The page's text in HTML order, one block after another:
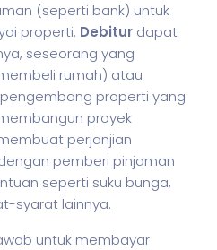
(seperti bank) untuk
properti. Debitur dapat
seseorang yang
rumah) atau
properti yang
proyek
perjanjian
pemberi pinjaman
seperti suku bunga,
syarat lainnya.
untuk membayar